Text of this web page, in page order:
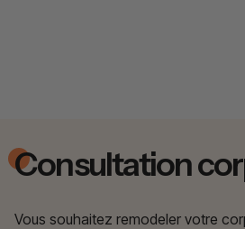
Consultation
Vous souhaitez remodeler votre